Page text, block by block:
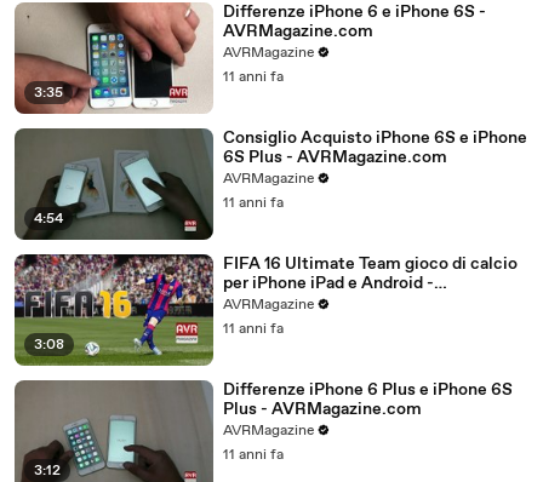
3:35
Differenze iPhone 6 e iPhone 6S -
AVRMagazine.com
AVRMagazine
11 anni fa
4:54
Consiglio Acquisto iPhone 6S e iPhone
6S Plus - AVRMagazine.com
AVRMagazine
11 anni fa
3:08
FIFA 16 Ultimate Team gioco di calcio
per iPhone iPad e Android -
AVRMagazine.com
AVRMagazine
11 anni fa
3:12
Differenze iPhone 6 Plus e iPhone 6S
Plus - AVRMagazine.com
AVRMagazine
11 anni fa